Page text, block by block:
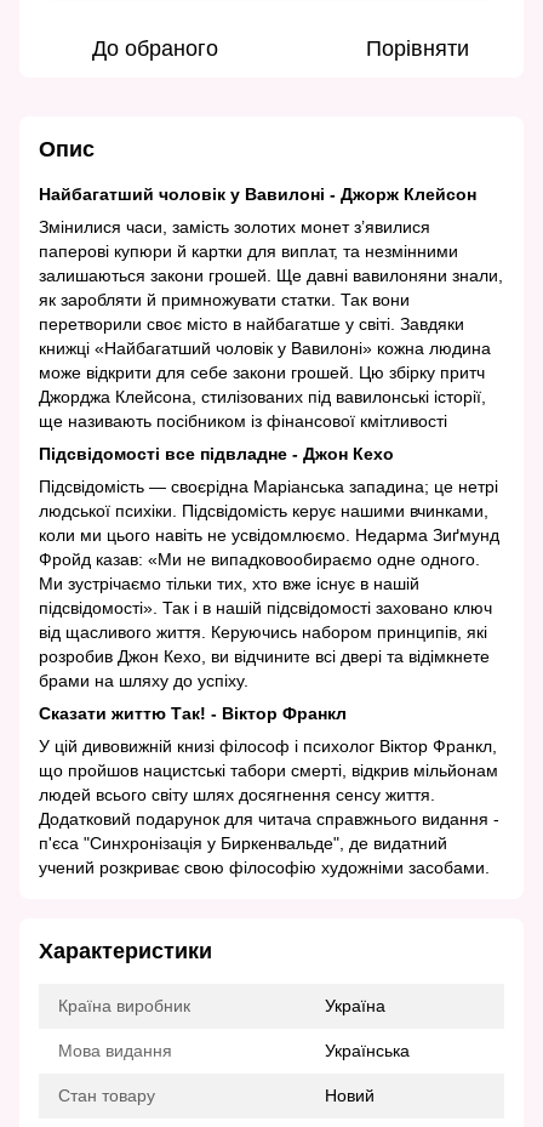
До обраного Порівняти
Опис
Найбагатший чоловік у Вавилоні - Джорж Клейсон
Змінилися часи, замість золотих монет з’явилися
паперові купюри й картки для виплат, та незмінними
залишаються закони грошей. Ще давні вавилоняни знали,
як заробляти й примножувати статки. Так вони
перетворили своє місто в найбагатше у світі. Завдяки
книжці «Найбагатший чоловік у Вавилоні» кожна людина
може відкрити для себе закони грошей. Цю збірку притч
Джорджа Клейсона, стилізованих під вавилонські історії,
ще називають посібником із фінансової кмітливості
Підсвідомості все підвладне - Джон Кехо
Підсвідомість — своєрідна Маріанська западина; це нетрі
людської психіки. Підсвідомість керує нашими вчинками,
коли ми цього навіть не усвідомлюємо. Недарма Зиґмунд
Фройд казав: «Ми не випадковообираємо одне одного.
Ми зустрічаємо тільки тих, хто вже існує в нашій
підсвідомості». Так і в нашій підсвідомості заховано ключ
від щасливого життя. Керуючись набором принципів, які
розробив Джон Кехо, ви відчините всі двері та відімкнете
брами на шляху до успіху.
Сказати життю Так! - Віктор Франкл
У цій дивовижній книзі філософ і психолог Віктор Франкл,
що пройшов нацистські табори смерті, відкрив мільйонам
людей всього світу шлях досягнення сенсу життя.
Додатковий подарунок для читача справжнього видання -
п'єса "Синхронізація у Биркенвальде", де видатний
учений розкриває свою філософію художніми засобами.
Характеристики
Країна виробник Україна
Мова видання Українська
Стан товару Новий